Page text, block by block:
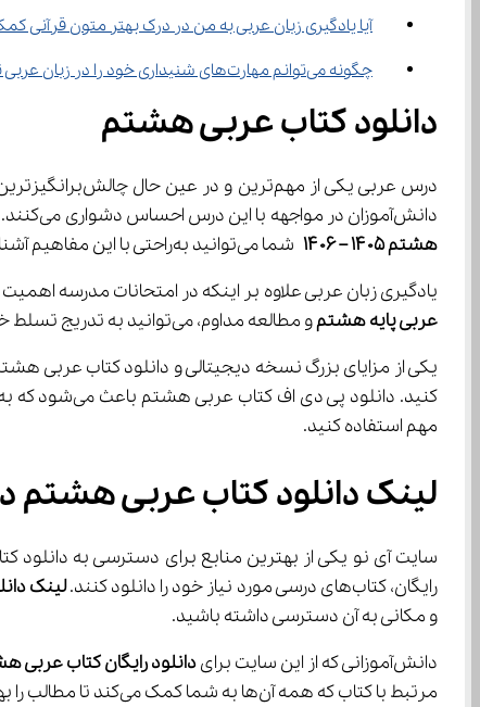
آیا یادگیری زبان عربی به من در درک بهتر متون قرآنی کمک
چگونه می‌توانم مهارت‌های شنیداری خود را در زبان عربی تقویت کنم؟
دانلود کتاب عربی هشتم
دانش‌آموزان در مواجهه با این درس احساس دشواری می‌کنند. دلیل این احساس می‌تواند ساختار گرامری پیچیده، واژگان متفاوت و نبود ارتباط مستقیم با زبان مادری باشد. اما با
هشتم ۱۴۰۵ – ۱۴۰۶
شما می‌توانید به‌راحتی با این مفاهیم آشنا شده و به‌مرور از یادگیری این زبان لذت ببرید.
یادگیری زبان عربی علاوه بر اینکه در امتحانات مدرسه اهمیت زیادی دارد، به شما کمک می‌کند تا به متون دینی
عربی پایه هشتم و مطالعه مداوم، می‌توانید به تدریج تسلط خوبی بر روی این زبان پیدا کنید و مباحث پیچیده آن را به سادگی یاد بگیرید.
مهم استفاده کنید.
لینک دانلود کتاب عربی هشتم
رایگان، کتاب‌های درسی مورد نیاز خود را دانلود کنند.
لینک
و مکانی به آن دسترسی داشته باشید.
دانش‌آموزانی که از این سایت برای
دانلود رایگان کتاب عربی
مرتبط با کتاب که همه آن‌ها به شما کمک می‌کند تا مطالب را بهتر درک کنید و در امتحانات موفق‌تر عمل کنید.